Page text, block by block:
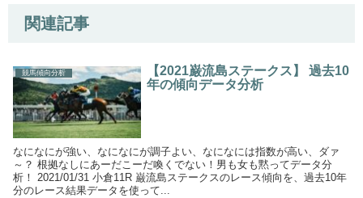
関連記事
競馬傾向分析
【2021巌流島ステークス】 過去10
年の傾向データ分析
なになにが強い、なになにが調子よい、なになには指数が高い、ダァ
～？ 根拠なしにあーだこーだ喚くでない！男も女も黙ってデータ分
析！ 2021/01/31 小倉11R 巌流島ステークスのレース傾向を、過去10年
分のレース結果データを使って...